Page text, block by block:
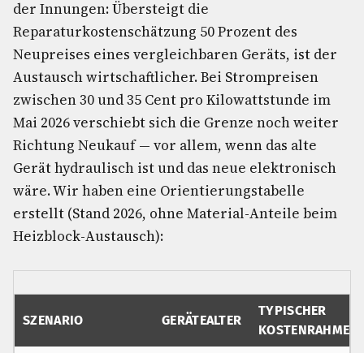
der Innungen: Übersteigt die
Reparaturkostenschätzung 50 Prozent des
Neupreises eines vergleichbaren Geräts, ist der
Austausch wirtschaftlicher. Bei Strompreisen
zwischen 30 und 35 Cent pro Kilowattstunde im
Mai 2026 verschiebt sich die Grenze noch weiter
Richtung Neukauf — vor allem, wenn das alte
Gerät hydraulisch ist und das neue elektronisch
wäre. Wir haben eine Orientierungstabelle
erstellt (Stand 2026, ohne Material-Anteile beim
Heizblock-Austausch):
SZENARIO GERÄTEALTER
TYPISCHER
KOSTENRAHMEN